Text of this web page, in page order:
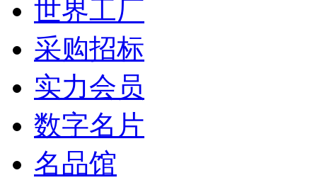
世界工厂
采购招标
实力会员
数字名片
名品馆